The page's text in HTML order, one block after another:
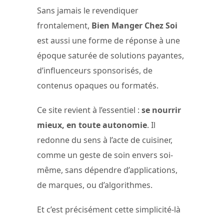
Sans jamais le revendiquer
frontalement, Bien Manger Chez Soi
est aussi une forme de réponse à une
époque saturée de solutions payantes,
d’influenceurs sponsorisés, de
contenus opaques ou formatés.
Ce site revient à l’essentiel : se nourrir
mieux, en toute autonomie. Il
redonne du sens à l’acte de cuisiner,
comme un geste de soin envers soi-
même, sans dépendre d’applications,
de marques, ou d’algorithmes.
Et c’est précisément cette simplicité-là